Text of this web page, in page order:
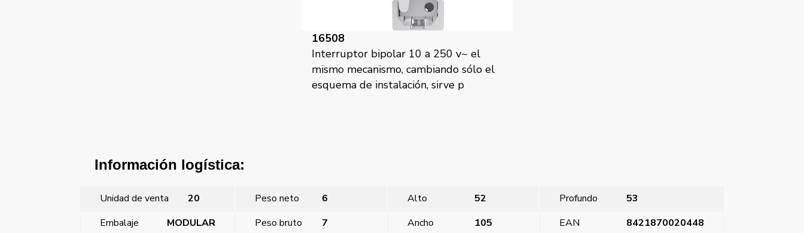
16508
Interruptor bipolar 10 a 250 v~ el
mismo mecanismo, cambiando sólo el
esquema de instalación, sirve p
Información logística:
Unidad de venta 20 Peso neto 6 Alto 52 Profundo
53
Embalaje
MODULAR Peso bruto 7 Ancho 105 EAN 8421870020448